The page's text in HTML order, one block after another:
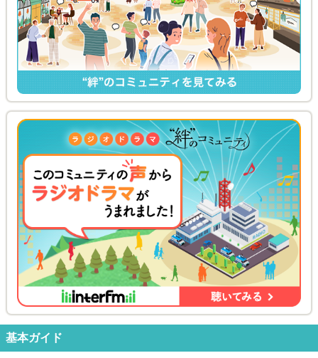
基本ガイド